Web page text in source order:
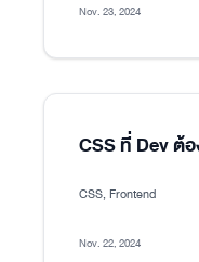
Nov. 23, 2024
CSS ที่ Dev ต้
CSS, Frontend
Nov. 22, 2024